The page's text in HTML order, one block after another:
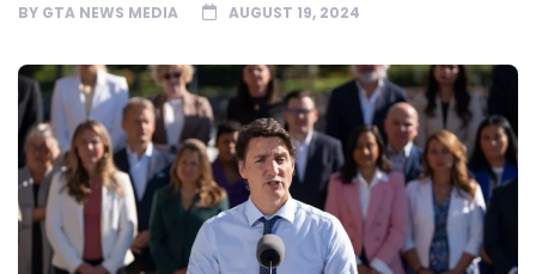
BY GTA NEWS MEDIA AUGUST 19, 2024